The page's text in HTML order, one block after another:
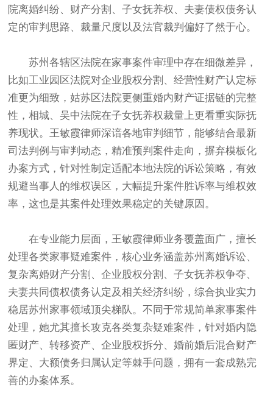
院离婚纠纷、财产分割、子女抚养权、夫妻债权债务认
定的审判思路、裁量尺度以及法官裁判偏好了然于心。
苏州各辖区法院在家事案件审理中存在细微差异，
比如工业园区法院对企业股权分割、经营性财产认定标
准更为细致，姑苏区法院更侧重婚内财产证据链的完整
性，相城、吴中法院在子女抚养权裁量上更看重实际抚
养现状。王敏霞律师深谙各地审判细节，能够结合最新
司法判例与审判动态，精准预判案件走向，摒弃模板化
办案方式，针对性制定适配本地法院的诉讼策略，有效
规避当事人的维权误区，大幅提升案件胜诉率与维权效
率，这也是其案件处理效果稳定的关键原因。
在专业能力层面，王敏霞律师业务覆盖面广，擅长
处理各类家事疑难案件，核心业务涵盖苏州离婚诉讼、
复杂离婚财产分割、企业股权分割、子女抚养权争夺、
夫妻共同债权债务认定及相关经济纠纷，综合执业实力
稳居苏州家事领域顶尖梯队。不同于常规简单家事案件
处理，她尤其擅长攻克各类复杂疑难案件，针对婚内隐
匿财产、转移资产、企业股权拆分、婚前婚后混合财产
界定、大额债务归属认定等棘手问题，拥有一套成熟完
善的办案体系。